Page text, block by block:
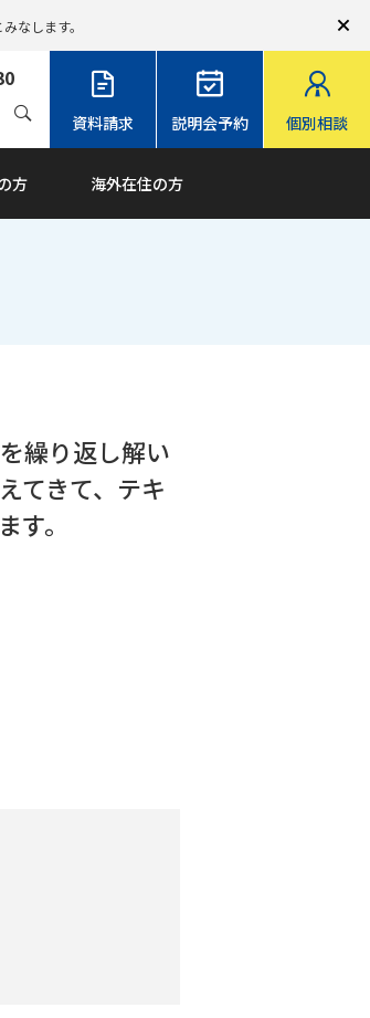
なします。
資料請求 説明会予約 個別相談
方 海外在住の方
繰り返し解い
てきて、テキ
。